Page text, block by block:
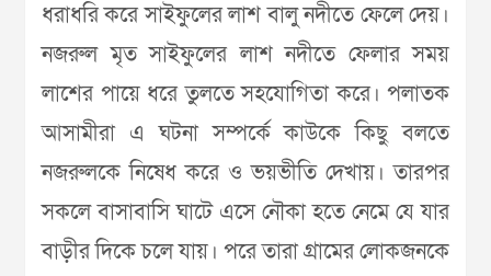
ধরাধরি করে সাইফুলের লাশ বালু নদীতে ফেলে দেয়।
নজরুল মৃত সাইফুলের লাশ নদীতে ফেলার সময়
লাশের পায়ে ধরে তুলতে সহযোগিতা করে। পলাতক
আসামীরা এ ঘটনা সম্পর্কে কাউকে কিছু বলতে
নজরুলকে নিষেধ করে ও ভয়ভীতি দেখায়। তারপর
সকলে বাসাবাসি ঘাটে এসে নৌকা হতে নেমে যে যার
বাড়ীর দিকে চলে যায়। পরে তারা গ্রামের লোকজনকে